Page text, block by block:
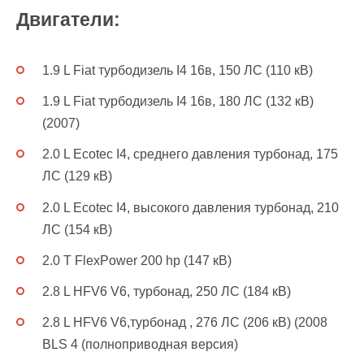
Двигатели:
1.9 L Fiat турбодизель I4 16в, 150 ЛС (110 кВ)
1.9 L Fiat турбодизель I4 16в, 180 ЛС (132 кВ)
(2007)
2.0 L Ecotec I4, среднего давления турбонад, 175
ЛС (129 кВ)
2.0 L Ecotec I4, высокого давления турбонад, 210
ЛС (154 кВ)
2.0 T FlexPower 200 hp (147 кВ)
2.8 L HFV6 V6, турбонад, 250 ЛС (184 кВ)
2.8 L HFV6 V6,турбонад , 276 ЛС (206 кВ) (2008
BLS 4 (полноприводная версия)